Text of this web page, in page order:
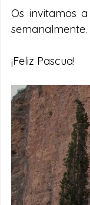
Os invitamos
semanalmente.
¡Feliz Pascua!